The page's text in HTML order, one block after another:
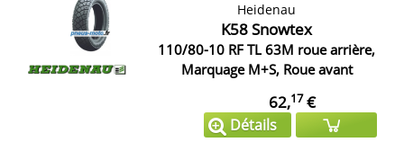
Heidenau
K58 Snowtex
110/80-10 RF TL 63M roue arrière,
Marquage M+S, Roue avant
62,17€
Détails